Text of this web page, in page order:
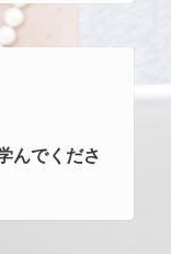
んでくださ